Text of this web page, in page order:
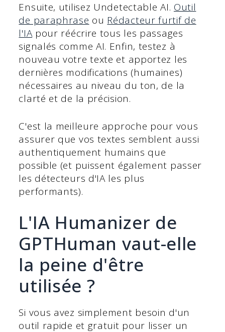
Ensuite, utilisez Undetectable AI. Outil
de paraphrase ou Rédacteur furtif de
l'IApour réécrire tous les passages
signalés comme AI. Enfin, testez à
nouveau votre texte et apportez les
dernières modifications (humaines)
nécessaires au niveau du ton, de la
clarté et de la précision.
C'est la meilleure approche pour vous
assurer que vos textes semblent aussi
authentiquement humains que
possible (et puissent également passer
les détecteurs d'IA les plus
performants).
L'IA Humanizer de
GPTHuman vaut-elle
la peine d'être
utilisée ?
Si vous avez simplement besoin d'un
outil rapide et gratuit pour lisser un